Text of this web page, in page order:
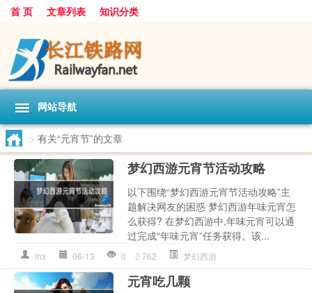
首 页 文章列表 知识分类
网站导航
> 有关“元宵节”的文章
梦幻西游元宵节活动攻略
以下围绕“梦幻西游元宵节活动攻略”主
题解决网友的困惑 梦幻西游年味元宵怎
么获得? 在梦幻西游中,年味元宵可以通
过完成“年味元宵”任务获得。该...
lhx 06-13 0 762 梦幻西游
元宵吃几颗